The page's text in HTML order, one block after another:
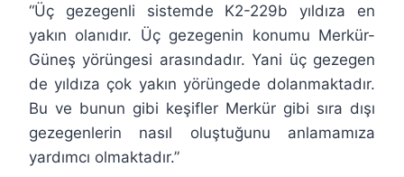
“Üç gezegenli sistemde K2-229b yıldıza en
yakın olanıdır. Üç gezegenin konumu Merkür-
Güneş yörüngesi arasındadır. Yani üç gezegen
de yıldıza çok yakın yörüngede dolanmaktadır.
Bu ve bunun gibi keşifler Merkür gibi sıra dışı
gezegenlerin nasıl oluştuğunu anlamamıza
yardımcı olmaktadır.”